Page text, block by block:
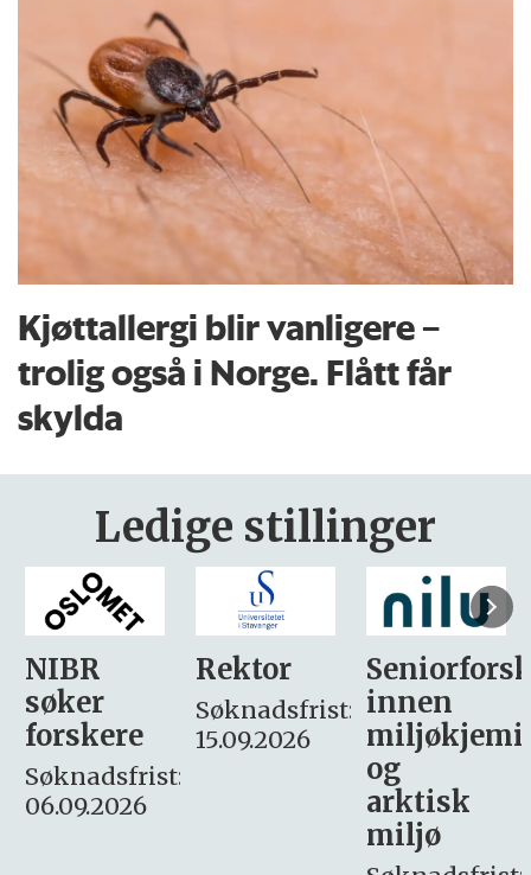
Kjøttallergi blir vanligere –
trolig også i Norge. Flått får
skylda
Ledige stillinger
Rektor
Søknadsfrist:
15.09.2026
Seniorforsker
innen
miljøkjemi
søker
– fast
Søknadsfrist:
16. august.